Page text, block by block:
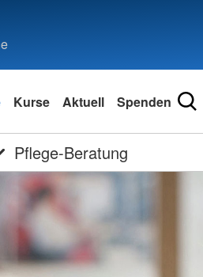
Kurse Aktuell Spenden
Pflege-Beratung